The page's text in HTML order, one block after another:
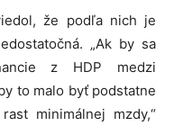
že podľa nich je
„Ak by sa
z HDP medzi
to malo byť podstatne
minimálnej mzdy,“